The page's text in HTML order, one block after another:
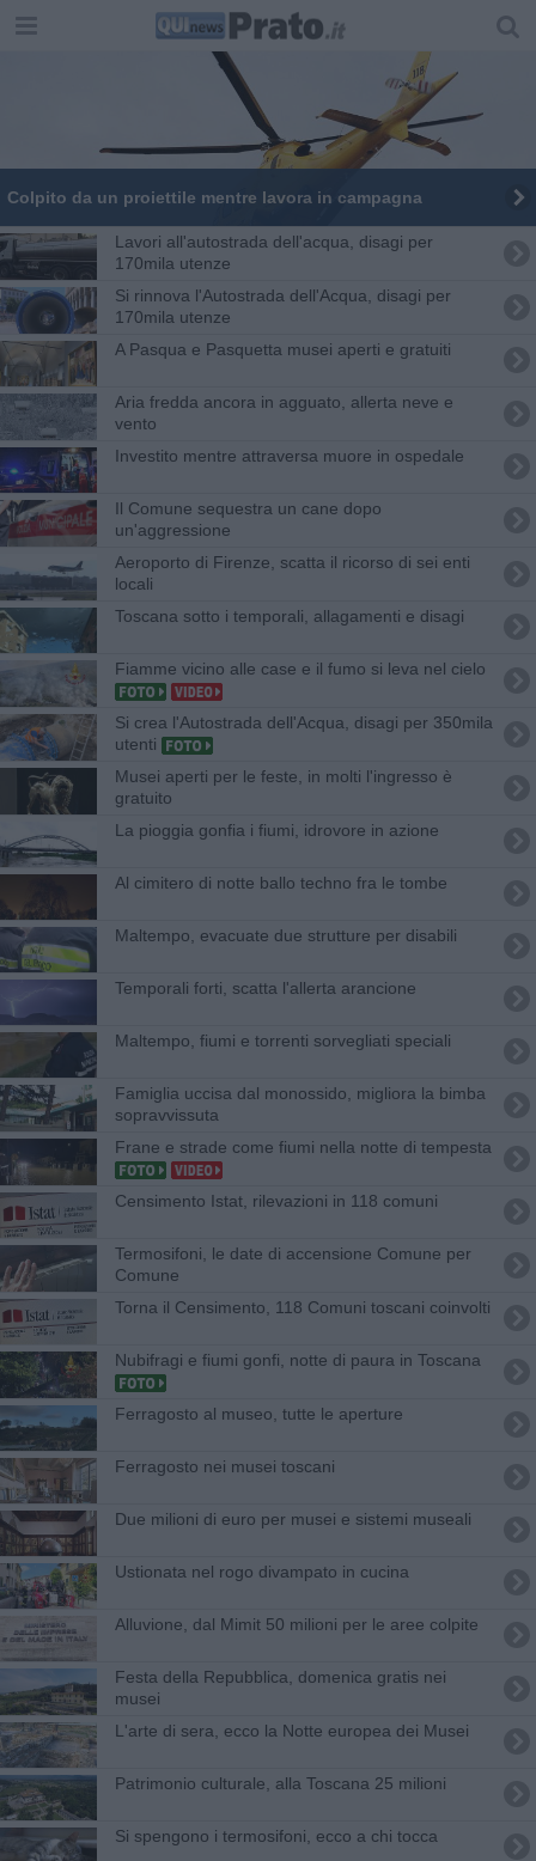
Colpito da un proiettile mentre lavora in campagna
Lavori all'autostrada dell'acqua, disagi per
170mila utenze
Si rinnova l'Autostrada dell'Acqua, disagi per
170mila utenze
A Pasqua e Pasquetta musei aperti e gratuiti
Aria fredda ancora in agguato, allerta neve e
vento
Investito mentre attraversa muore in ospedale
Il Comune sequestra un cane dopo
un'aggressione
Aeroporto di Firenze, scatta il ricorso di sei enti
locali
Toscana sotto i temporali, allagamenti e disagi
Fiamme vicino alle case e il fumo si leva nel cielo
Si crea l'Autostrada dell'Acqua, disagi per 350mila
utenti
Musei aperti per le feste, in molti l'ingresso è
gratuito
La pioggia gonfia i fiumi, idrovore in azione
Al cimitero di notte ballo techno fra le tombe
Maltempo, evacuate due strutture per disabili
Temporali forti, scatta l'allerta arancione
Maltempo, fiumi e torrenti sorvegliati speciali
Famiglia uccisa dal monossido, migliora la bimba
sopravvissuta
Frane e strade come fiumi nella notte di tempesta
Censimento Istat, rilevazioni in 118 comuni
Termosifoni, le date di accensione Comune per
Comune
Torna il Censimento, 118 Comuni toscani coinvolti
Nubifragi e fiumi gonfi, notte di paura in Toscana
Ferragosto al museo, tutte le aperture
Ferragosto nei musei toscani
Due milioni di euro per musei e sistemi museali
Ustionata nel rogo divampato in cucina
Alluvione, dal Mimit 50 milioni per le aree colpite
Festa della Repubblica, domenica gratis nei
musei
L'arte di sera, ecco la Notte europea dei Musei
Patrimonio culturale, alla Toscana 25 milioni
Si spengono i termosifoni, ecco a chi tocca